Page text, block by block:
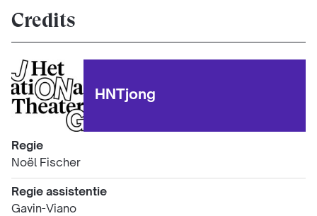
Credits
HNTjong
Regie
Noël Fischer
Regie assistentie
Gavin-Viano